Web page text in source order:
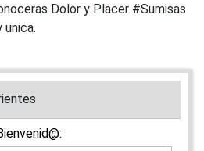
Dolor y Placer #Sumisas
unica.